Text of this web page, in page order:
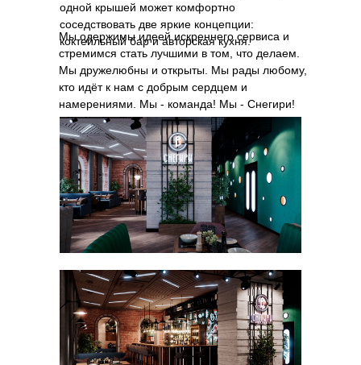
одной крышей может комфортно
соседствовать две яркие концепции:
коктейльный бар и авторская кухня.
Мы одержимы идеей искреннего сервиса и
стремимся стать лучшими в том, что делаем.
Мы дружелюбны и открыты. Мы рады любому,
кто идёт к нам с добрым сердцем и
намерениями. Мы - команда! Мы - Снегири!